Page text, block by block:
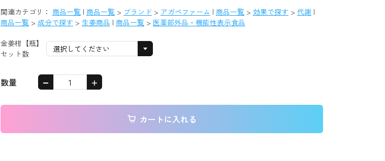
関連カテゴリ： 商品一覧 | 商品一覧 > ブランド > アガペファーム | 商品一覧 > 効果で探す > 代謝 |
商品一覧 > 成分で探す > 生姜商品 | 商品一覧 > 医薬部外品・機能性表示食品
金姜柑【瓶】
セット数
数量
カートに入れる